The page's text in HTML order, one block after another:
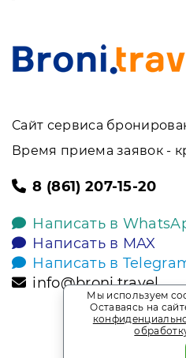
Сайт сервиса
Время приема заявок -
8 (861) 207-15-20
Написать в
Написать в MAX
Написать в
info@broni.travel
Мы используем
Оставаясь на